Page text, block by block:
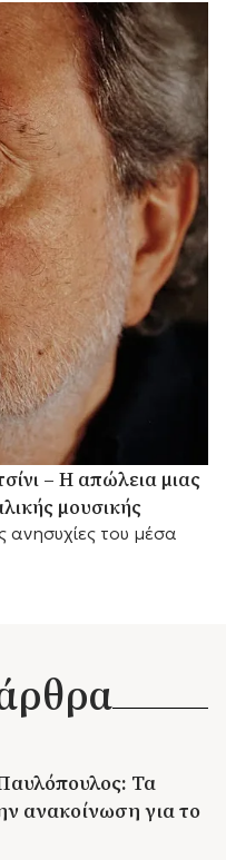
– Η απώλεια μιας
μουσικής
ανησυχίες του μέσα
Τα
ανακοίνωση για το